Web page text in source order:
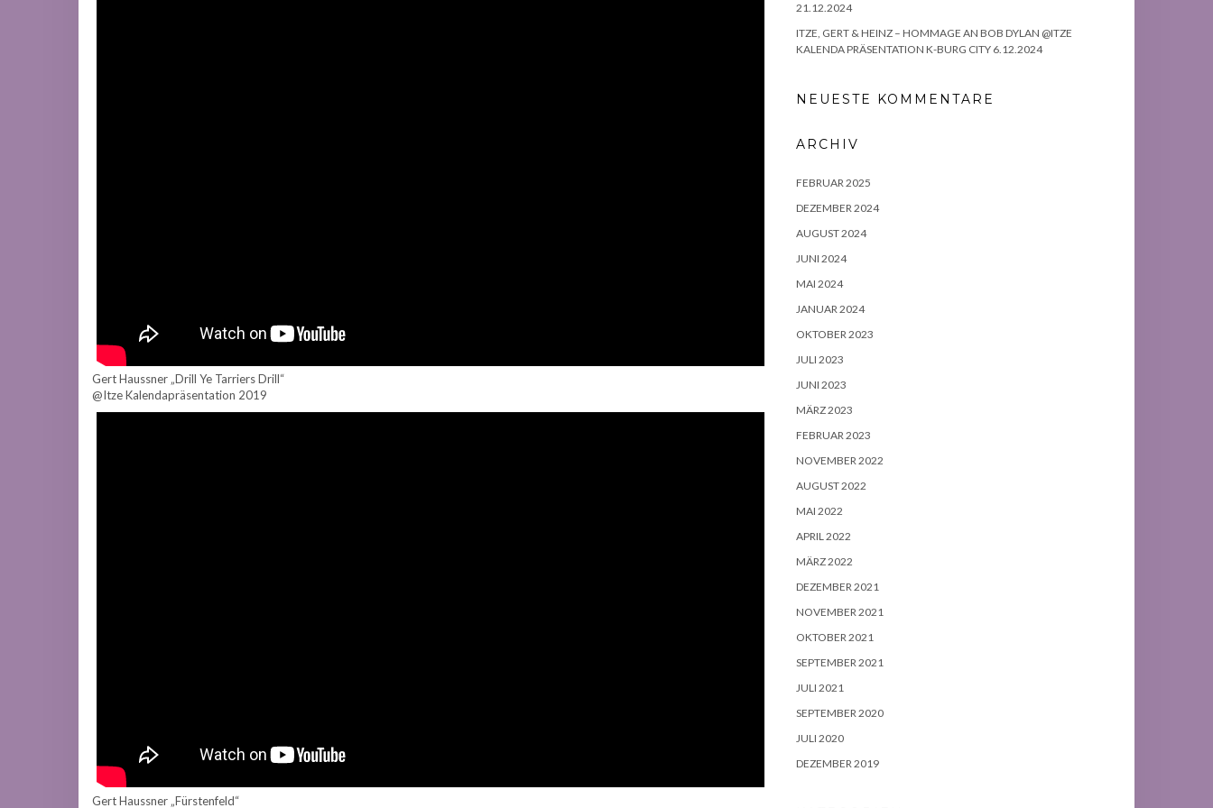
Gert Haussner „Drill Ye Tarriers Drill“
@Itze Kalendapräsentation 2019
Gert Haussner „Fürstenfeld“
21.12.2024
ITZE, GERT & HEINZ – HOMMAGE AN BOB DYLAN @ITZE
KALENDA PRÄSENTATION K-BURG CITY 6.12.2024
NEUESTE KOMMENTARE
ARCHIV
FEBRUAR 2025
DEZEMBER 2024
AUGUST 2024
JUNI 2024
MAI 2024
JANUAR 2024
OKTOBER 2023
JULI 2023
JUNI 2023
MÄRZ 2023
FEBRUAR 2023
NOVEMBER 2022
AUGUST 2022
MAI 2022
APRIL 2022
MÄRZ 2022
DEZEMBER 2021
NOVEMBER 2021
OKTOBER 2021
SEPTEMBER 2021
JULI 2021
SEPTEMBER 2020
JULI 2020
DEZEMBER 2019